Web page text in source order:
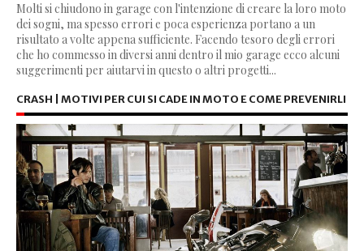
Molti si chiudono in garage con l'intenzione di creare la loro moto
dei sogni, ma spesso errori e poca esperienza portano a un
risultato a volte appena sufficiente. Facendo tesoro degli errori
che ho commesso in diversi anni dentro il mio garage ecco alcuni
suggerimenti per aiutarvi in questo o altri progetti...
CRASH | MOTIVI PER CUI SI CADE IN MOTO E COME PREVENIRLI